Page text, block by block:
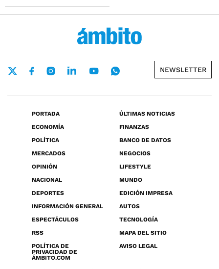
NEWSLETTER
PORTADA
ÚLTIMAS NOTICIAS
ECONOMÍA
FINANZAS
POLÍTICA
BANCO DE DATOS
MERCADOS
NEGOCIOS
OPINIÓN
LIFESTYLE
NACIONAL
MUNDO
DEPORTES
EDICIÓN IMPRESA
INFORMACIÓN GENERAL
AUTOS
ESPECTÁCULOS
TECNOLOGÍA
RSS
MAPA DEL SITIO
POLÍTICA DE
PRIVACIDAD DE
ÁMBITO.COM
AVISO LEGAL